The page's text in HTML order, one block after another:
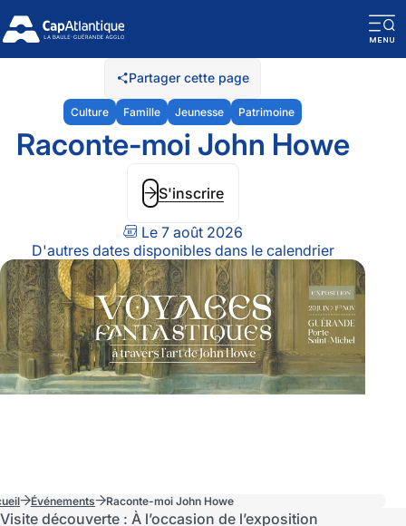
Raconte-moi John Howe
Culture Famille Jeunesse Patrimoine
S'inscrire
Le 7 août 2026
D'autres dates disponibles dans le calendrier
Partager cette page
Événements Raconte-moi John Howe
Visite découverte : À l’occasion de l’exposition